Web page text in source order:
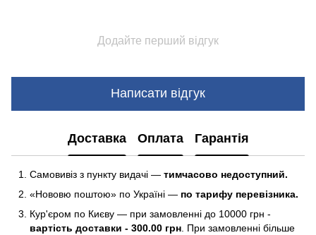
Додайте перший відгук
Написати відгук
Доставка Оплата Гарантія
Самовивіз з пункту видачі — тимчасово недоступний.
«Нововю поштою» по Україні — по тарифу перевізника.
Кур'єром по Києву — при замовленні до 10000 грн -
вартість доставки - 300.00 грн. При замовленні більше